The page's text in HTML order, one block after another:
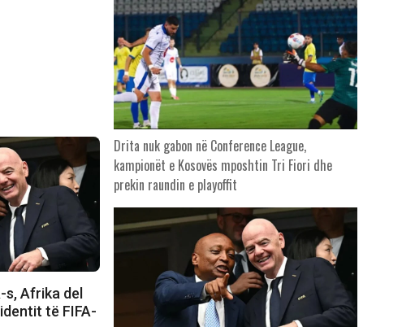
s, Afrika del
të FIFA-
Drita nuk gabon në Conference League,
kampionët e Kosovës mposhtin Tri Fiori dhe
prekin raundin e playoffit